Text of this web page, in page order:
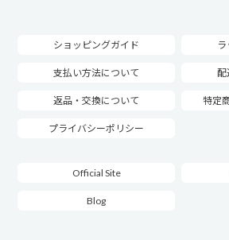
ショッピングガイド
支払い方法について 配
返品・交換について 特定
プライバシーポリシー
Official Site
Blog